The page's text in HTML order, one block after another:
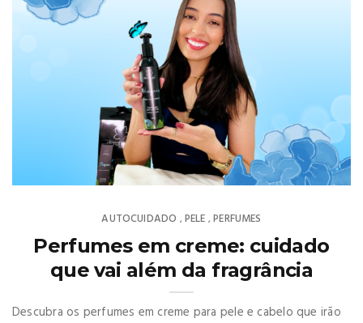
AUTOCUIDADO ,PELE ,PERFUMES
Perfumes em creme: cuidado
que vai além da fragrância
Descubra os perfumes em creme para pele e cabelo que irão